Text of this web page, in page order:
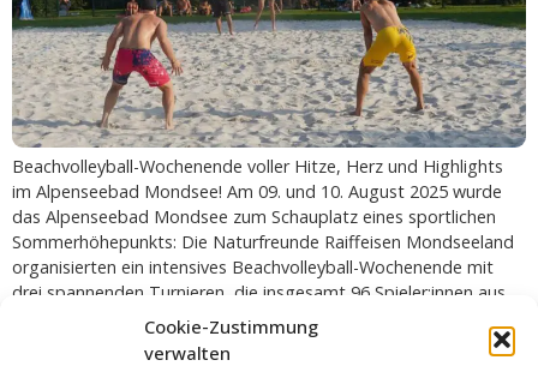
Cookie-Zustimmung
verwalten
Beachvolleyball-Wochenende voller Hitze, Herz und Highlights
im Alpenseebad Mondsee! Am 09. und 10. August 2025 wurde
das Alpenseebad Mondsee zum Schauplatz eines sportlichen
Sommerhöhepunkts: Die Naturfreunde Raiffeisen Mondseeland
organisierten ein intensives Beachvolleyball-Wochenende mit
drei spannenden Turnieren, die insgesamt 96 Spieler:innen aus
der Region und darüber hinaus lockten. Den Auftakt machte am
Samstag der 1. Quattro Mixed […]